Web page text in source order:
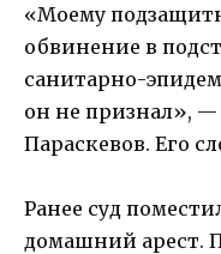
«Моему
обвинение в
санитарно-
он не признал», —
Параскевов. Его
Ранее суд
домашний арест.